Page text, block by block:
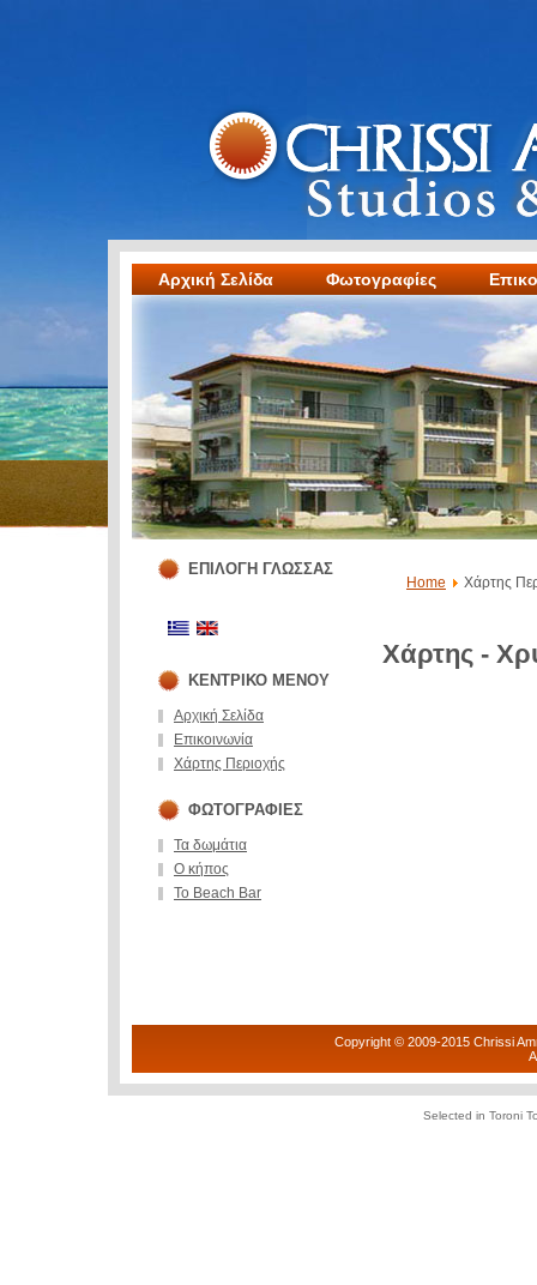
Αρχική Σελίδα Φωτογραφίες
ΕΠΙΛΟΓΗ ΓΛΩΣΣΑΣ
ΚΕΝΤΡΙΚΟ ΜΕΝΟΥ
Αρχική Σελίδα
Επικοινωνία
Χάρτης Περιοχής
ΦΩΤΟΓΡΑΦΙΕΣ
Τα δωμάτια
Ο κήπος
Το Beach Bar
Home Χάρτης
Χάρτης -
Copyright © 2009-2015 Chrissi
Selected in Toroni